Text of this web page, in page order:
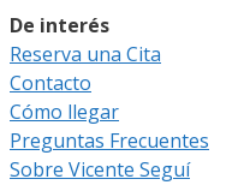
De interés
Reserva una Cita
Contacto
Cómo llegar
Preguntas Frecuentes
Sobre Vicente Seguí